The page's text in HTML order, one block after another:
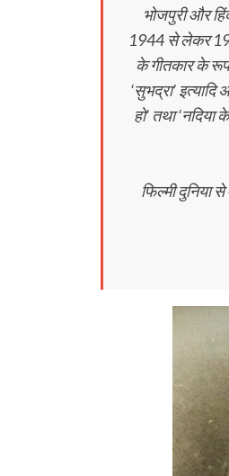
भोजपुरी और
1944 से लेकर
के गीतकार के रूप
‘सुभद्रा’
हो’ तथा
फिल्मी